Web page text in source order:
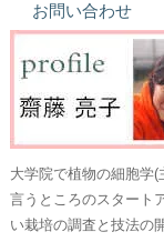
お問い合わせ
大学院で植物の細胞学
言うところのスタート
い栽培の調査と技法の